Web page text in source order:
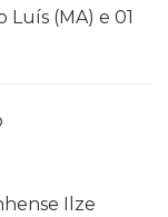
Luís (MA) e 01
Ilze